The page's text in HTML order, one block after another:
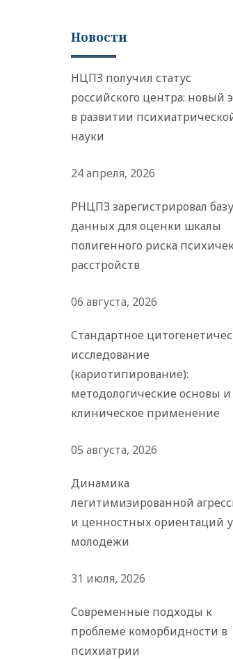
Новости
НЦПЗ получил статус
российского центра: новый
в развитии
науки
24 апреля, 2026
РНЦПЗ зарегистрировал базу
данных для оценки шкалы
полигенного риска
расстройств
06 августа, 2026
Стандартное
исследование
(кариотипирование):
методологические основы и
клиническое применение
05 августа, 2026
Динамика
легитимизированной
и ценностных ориентаций у
молодежи
31 июля, 2026
Современные подходы к
проблеме коморбидности в
психиатрии